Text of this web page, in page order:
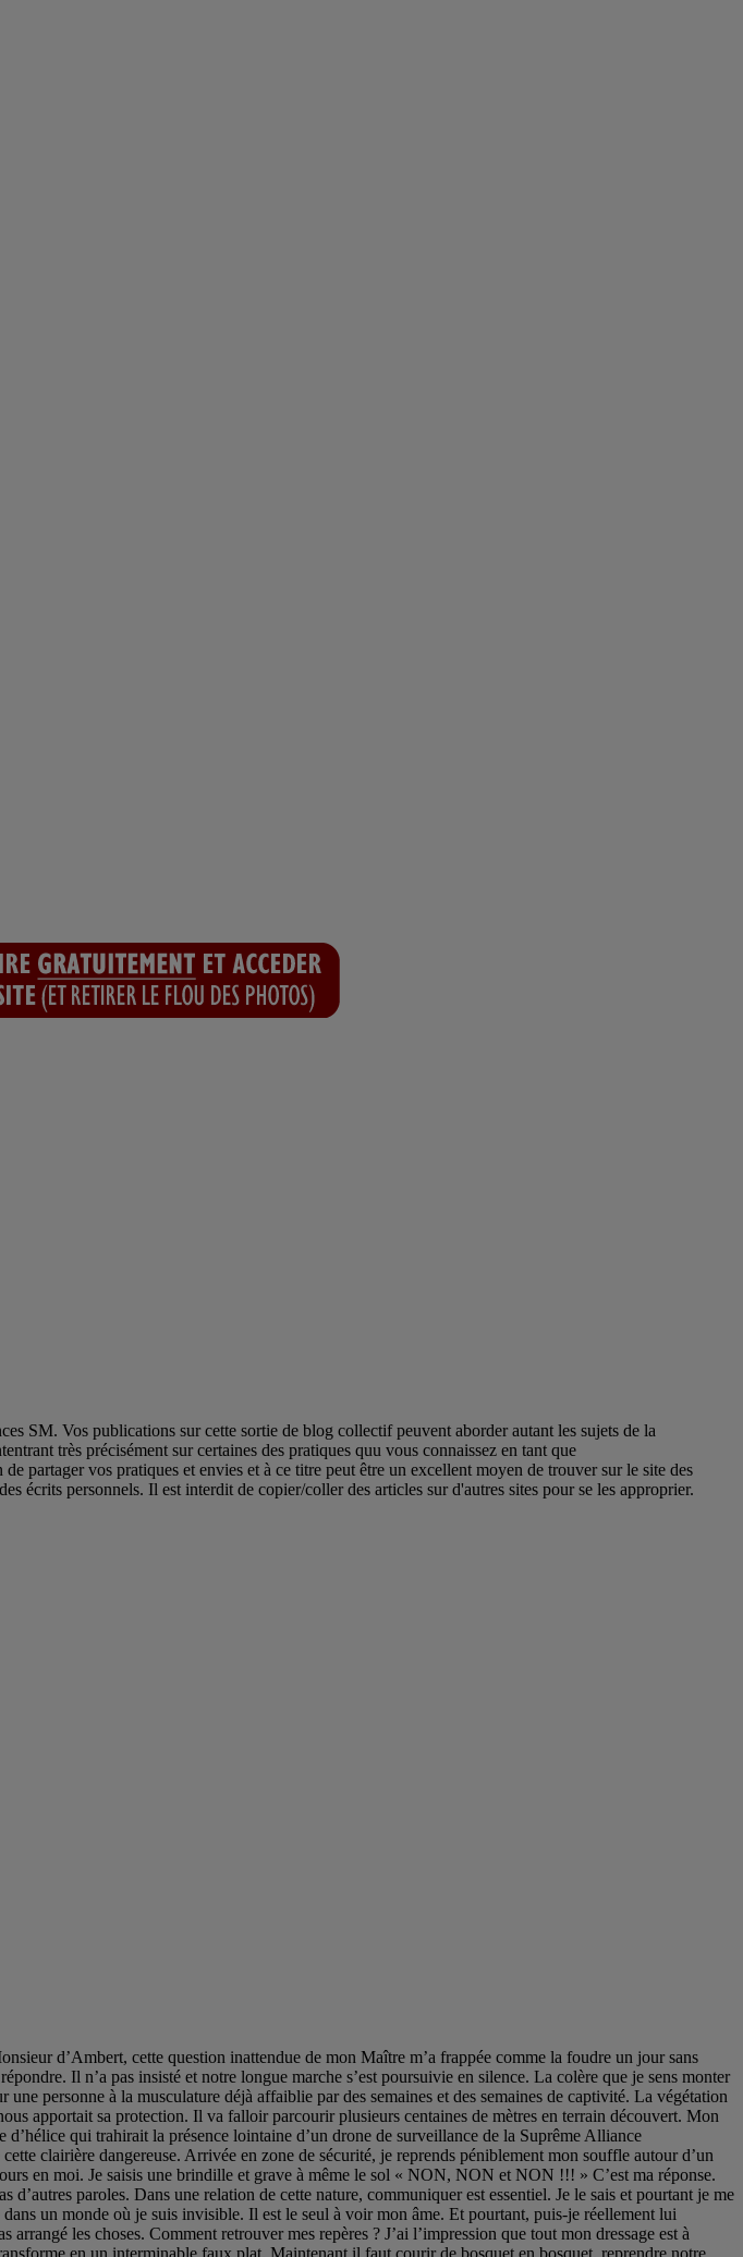
SM. Vos publications sur cette sortie de blog collectif peuvent aborder autant les sujets de la
très précisément sur certaines des pratiques quu vous connaissez en tant que
partager vos pratiques et envies et à ce titre peut être un excellent moyen de trouver sur le site des
écrits personnels. Il est interdit de copier/coller des articles sur d'autres sites pour se les approprier.
standards de la Suprême Alliance Démocratique. « La notion de faits objectifs est une construction archaïque qui vise à invalider les savoirs ressentis des communautés marginalisées. Etes-vous d’accord avec mon analyse selon laquelle le refus d'une participation active à la reconfiguration de l'espace sémantique est une complicité avec l'oppression ? » « Tout-à-fait. J’irai même plus loin en observant que la sphère privée n'est qu'un refuge pour les micro-agressions. C’est pourquoi je préconise une transparence radicale pour garantir que chaque interaction soit conforme aux standards de notre grande démocratie. » Sur ces paroles qu'il qualifie de visionnaires, Archi Phi se charge de conclure. « L'expression de doutes sur la politique de nos élites éclairées est le symptôme d'une fragilité structurelle qui nécessite un processus obligatoire de rééducation à l'empathie sociale. Rappelez-vous, chers auditeurs : douter, c'est déjà opprimer. Nous nous retrouverons la semaine prochaine pour apprendre à purger nos pensées des derniers vestiges de l’humanisme archaïque. » L’émission se termine par des images de propagande. De magnifiques images du Liberty-Freedom, le Vaisseau Amiral flambant neuf de la 7ème flotte démocratique. Deux cent mille tonnes de « diplomatie », chargées de propager les valeurs de la Suprême Alliance à travers le monde, de gré ou de force. Trop c’est trop. Cette télévision est un engin diabolique, un outil pour hacker directement notre cerveau, pour faire de nous de parfaits abrutis. Je n’en peux plus. « Par pitié, Monsieur d'Ambert, arrêtez-ça ! » Clic ! Fourme profite de notre visite pour nous faire visiter ses nouvelles installations. Les vaches qu’il a miraculeusement sauvées de l’abattage en règle des cheptels sont déjà rentrées à l’étable. Dès qu’elles me voient elles se figent. Toutes les paires d’yeux sont fixées sur moi. « Vous voyez, Ysideulte, elles vous reconnaissent après tout ce temps. Elles sont moins bêtes que ce qu’on croit. Elles ont une âme, vous savez. » Une âme je ne sais pas, mais une conscience, à ce moment-là je n’en ai aucun doute. Ces regards profonds fixés sur moi, comme si elles voulaient me dire quelque chose, ça me déstabilise. Fourme nous offre le gîte et le couvert. Cette proposition n’est pas de refus, tant il aurait été imprudent de redescendre dans la vallée en pleine nuit. « Euh… Elle dormira avec vous dans le lit ou en cage ? », s’enquiert-il timidement à la fin du repas. Cette question d’apparence incongrue, mais pourtant si pertinente, fait sourire mon Maître. « Elle est à votre disposition, et ensuite nous la mettrons en cage. » Je ressens dans mes tripes le plaisir qu’éprouve mon Maître à montrer que je suis sa propriété. Une esclave qu’il offre à qui il veut, sans qu’elle ait son mot à dire. Et, paradoxe dont la psychologie humaine a le secret, cela me fait un bien fou. Je sens que je vais avoir le droit à la trayeuse, une fois de plus. Mais la sévérité retrouvée de mon Maître m’a revigorée. Oubliée la perspective de me rendre ma liberté, perspective qui a déclenché une colère sourde en moi. Colère ou panique ? Anxiété de voir celui qui est mon phare dans la vie disparaître. N’y pensons plus. Passer à la trayeuse est une expérience toujours aussi pénible. Le bruit de la trayeuse est très particulier car il est à la fois mécanique, répétitif et organique. Il ressemble à un souffle mécanique, un soupir pneumatique, qui cisèle le silence de l'étable. Mes tétons souffrent le martyre pendant que Fourme me baise sans ménagement. Lorsqu’il coupe enfin l’aspiration, après avoir explosé de plaisir, les embouts tiennent encore un bon moment, sous l’effet d’un résidu de dépression, avant de se détacher brutalement, m’arrachant un cri de douleur. Une cage à chien sera donc ma chambre pour la nuit. Très bien. Je suis presque fière de cette humiliation. Avec le temps j’ai appris à accepter cette part de moi, ô combien paradoxale, et surtout à comprendre que je ne suis pas folle. Tout cela a du sens, même si rares sont ceux qui peuvent le comprendre. *** Le jour est déjà levé depuis un bon moment quand je me réveille. J’ai très bien dormi. Étrangement, l’espace confiné et la restriction des mouvements a un effet apaisant. Et puis, j’étais épuisée. Ils sont sortis. Perdue dans mes pensées, j’attends sans bruit qu’ils veuillent bien venir me libérer. Une question me traverse l’esprit : ais-je la capacité de faire fondre ces barreaux ? Si je me concentre suffisamment, jusqu’à entrer en fusion mentale avec les zébralyvox gémellaires, peut-être que nous pourrions accumuler suffisamment d’énergie électrique pour vaporiser le métal ? Ou bien faut-il que je sois en danger imminent, comme sur le pylône des suppliciés, pour que cela fonctionne ? Ma curiosité ma